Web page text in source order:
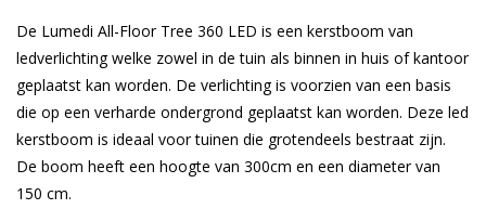
De Lumedi All-Floor Tree 360 LED is een kerstboom van
ledverlichting welke zowel in de tuin als binnen in huis of kantoor
geplaatst kan worden. De verlichting is voorzien van een basis
die op een verharde ondergrond geplaatst kan worden. Deze led
kerstboom is ideaal voor tuinen die grotendeels bestraat zijn.
De boom heeft een hoogte van 300cm en een diameter van
150 cm.